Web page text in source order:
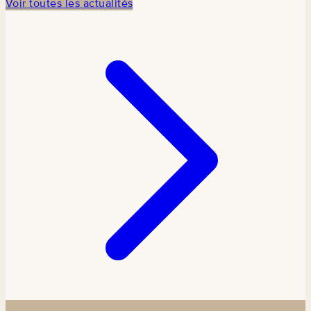
commémoration
avec TCDI
Sénégal
Voir toutes les actualités